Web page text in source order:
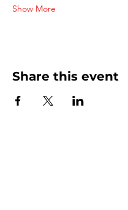
Show More
Share this event